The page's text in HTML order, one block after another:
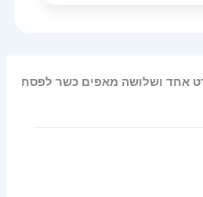
אחד ושלושה מאפים כשר לפסח